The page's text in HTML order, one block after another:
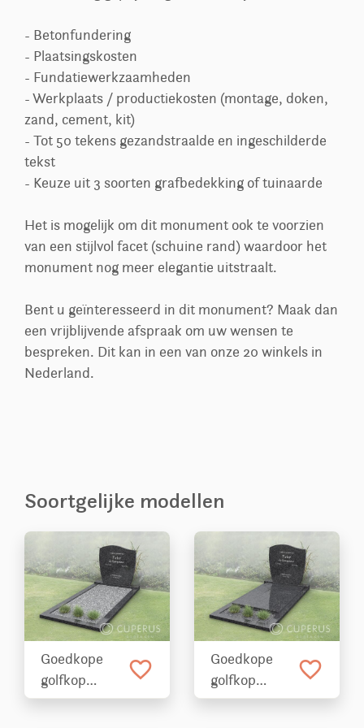
- Betonfundering
- Plaatsingskosten
- Fundatiewerkzaamheden
- Werkplaats / productiekosten (montage, doken,
zand, cement, kit)
- Tot 50 tekens gezandstraalde en ingeschilderde
tekst
- Keuze uit 3 soorten grafbedekking of tuinaarde
Het is mogelijk om dit monument ook te voorzien
van een stijlvol facet (schuine rand) waardoor het
monument nog meer elegantie uitstraalt.
Bent u geïnteresseerd in dit monument? Maak dan
een vrijblijvende afspraak om uw wensen te
bespreken. Dit kan in een van onze 20 winkels in
Nederland.
Soortgelijke modellen
Goedkope
golfkop
grafsteen met
favorite_border
Goedkope
golfkop
grafsteen met
favorite_border